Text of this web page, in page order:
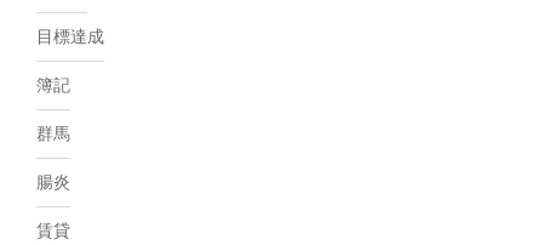
目標達成
簿記
群馬
腸炎
賃貸